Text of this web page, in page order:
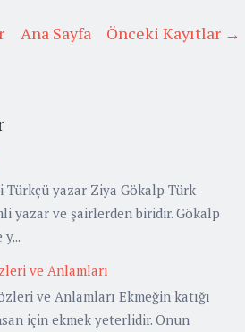
Önceki Kayıtlar →
Ana Sayfa
yazar Ziya Gökalp Türk
yazar ve şairlerden biridir. Gökalp
ve Anlamları
ve Anlamları Ekmeğin katığı
için ekmek yeterlidir. Onun